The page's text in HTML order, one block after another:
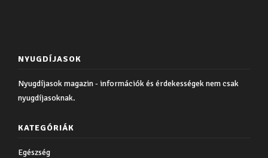
NYUGDÍJASOK
Nyugdíjasok magazin - információk és érdekességek nem csak
nyugdíjasoknak.
KATEGÓRIÁK
Egészség